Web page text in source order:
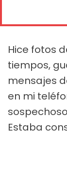
Hice fotos
tiempos,
mensajes
en mi
Estaba